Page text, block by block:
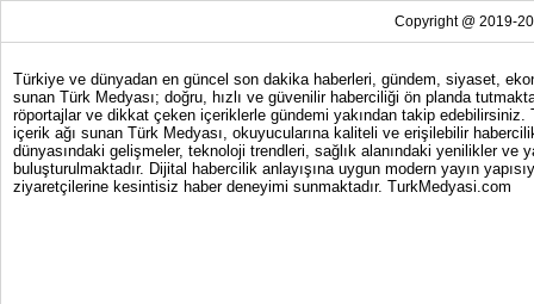
Copyright @ 2019-
Türkiye ve dünyadan en güncel son dakika haberleri, gündem, siyaset,
sunan Türk Medyası; doğru, hızlı ve güvenilir haberciliği ön planda
röportajlar ve dikkat çeken içeriklerle gündemi yakından takip
içerik ağı sunan Türk Medyası, okuyucularına kaliteli ve erişilebilir
dünyasındaki gelişmeler, teknoloji trendleri, sağlık alanındaki yenilikler
buluşturulmaktadır. Dijital habercilik anlayışına uygun modern yayın
ziyaretçilerine kesintisiz haber deneyimi sunmaktadır. TurkMedyasi.com